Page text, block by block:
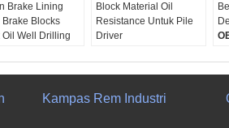
Brake Lining
Brake Blocks
Oil Well Drilling
Traktor Mesin
Derek,
Block Material Oil
Resistance Untuk Pile
Driver
Resistensi Minyak:
Ukuran:Disesuaikan
Kampas Rem Industri